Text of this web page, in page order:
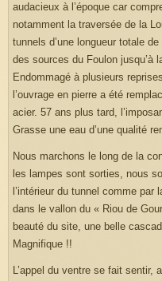
audacieux à l’époque car
notamment la traversée de la
tunnels d’une longueur totale
des sources du Foulon jusqu’à
Endommagé à plusieurs
l’ouvrage en pierre a été
acier. 57 ans plus tard,
Grasse une eau d’une qualité
Nous marchons le long de la
les lampes sont sorties, nous
l’intérieur du tunnel comme
dans le vallon du « Riou de
beauté du site, une belle
Magnifique !!
L’appel du ventre se fait sentir,